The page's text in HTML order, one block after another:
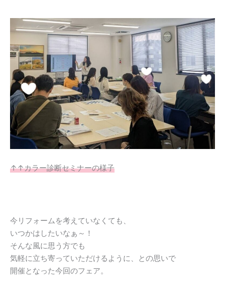
↑↑カラー診断セミナーの様子
今リフォームを考えていなくても、
いつかはしたいなぁ～！
そんな風に思う方でも
気軽に立ち寄っていただけるように、との思いで
開催となった今回のフェア。